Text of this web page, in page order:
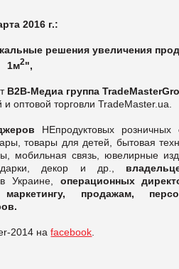
2016 г.:
решения увеличения
1м2",
B2В-Медиа группа
оптовой торговли TradeMaster.ua.
НЕпродуктовых розничных
товары для детей, бытовая
мобильная связь, ювелирные
декор и др.,
Украине, операционных
продажам,
2014 наfacebook